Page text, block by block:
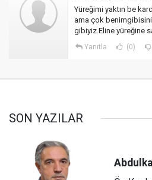
Yüreğimi yaktın be
ama çok
gibiyiz.Eline yüreğine
Yanıtla (0)
SON YAZILAR